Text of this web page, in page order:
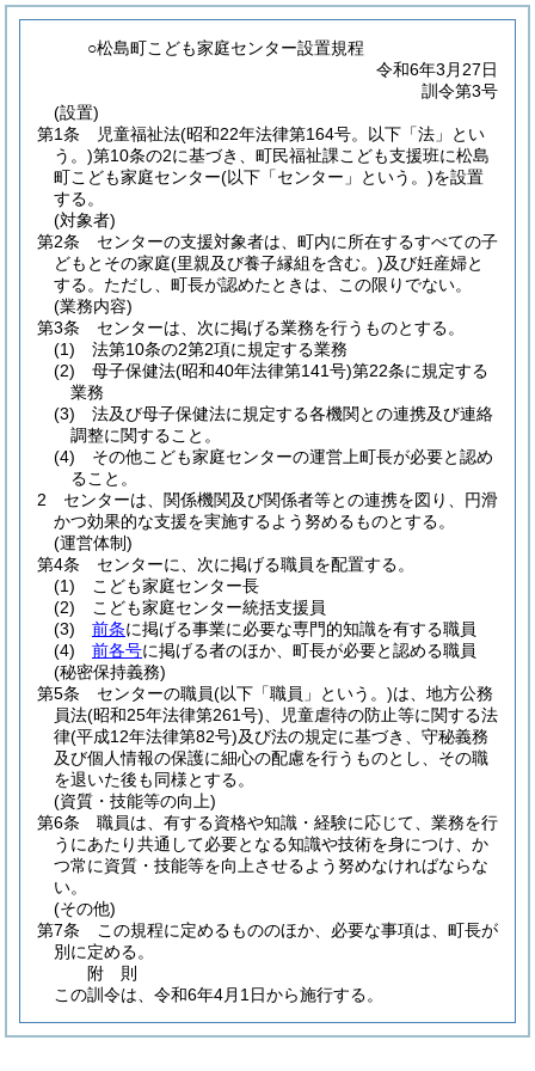
○松島町こども家庭センター設置規程
令和6年3月27日
訓令第3号
(設置)
第1条
児童福祉法(昭和22年法律第164号。以下「法」とい
う。)第10条の2に基づき、町民福祉課こども支援班に松島
町こども家庭センター(以下「センター」という。)を設置
する。
(対象者)
第2条
センターの支援対象者は、町内に所在するすべての子
どもとその家庭(里親及び養子縁組を含む。)及び妊産婦と
する。 ただし、町長が認めたときは、この限りでない。
(業務内容)
第3条
センターは、次に掲げる業務を行うものとする。
(1)
法第10条の2第2項に規定する業務
(2)
母子保健法(昭和40年法律第141号)第22条に規定する
業務
(3)
法及び母子保健法に規定する各機関との連携及び連絡
調整に関すること。
(4)
その他こども家庭センターの運営上町長が必要と認め
ること。
2
センターは、関係機関及び関係者等との連携を図り、円滑
かつ効果的な支援を実施するよう努めるものとする。
(運営体制)
第4条
センターに、次に掲げる職員を配置する。
(1)
こども家庭センター長
(2)
こども家庭センター統括支援員
(3)
前条に掲げる事業に必要な専門的知識を有する職員
(4)
前各号に掲げる者のほか、町長が必要と認める職員
(秘密保持義務)
第5条
センターの職員(以下「職員」という。)は、地方公務
員法(昭和25年法律第261号) 、児童虐待の防止等に関する法
律(平成12年法律第82号)及び法の規定に基づき、守秘義務
及び個人情報の保護に細心の配慮を行うものとし、その職
を退いた後も同様とする。
(資質・技能等の向上)
第6条
職員は、有する資格や知識・経験に応じて、業務を行
うにあたり共通して必要となる知識や技術を身につけ、か
つ常に資質・技能等を向上させるよう努めなければならな
い。
(その他)
第7条
この規程に定めるもののほか、必要な事項は、町長が
別に定める。
附 則
この訓令は、令和6年4月1日から施行する。